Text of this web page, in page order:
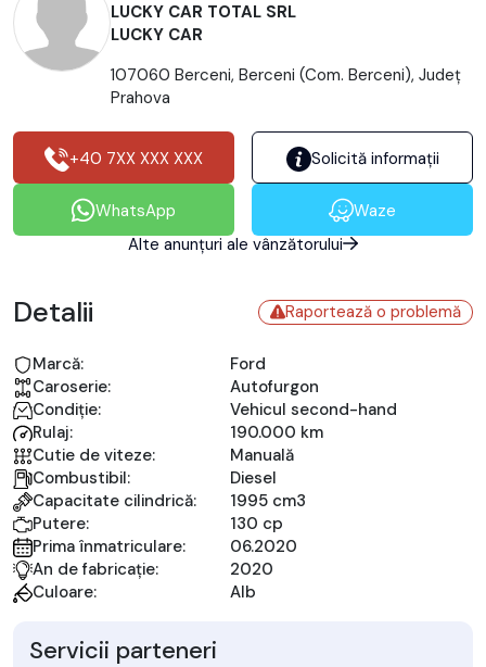
LUCKY CAR TOTAL SRL
LUCKY CAR
107060 Berceni, Berceni (Com. Berceni), Județ
Prahova
+40 7XX XXX XXX Solicită informații
WhatsApp
Waze
Alte anunțuri ale vânzătorului
Detalii Raportează o problemă
Marcă:
Ford
Caroserie:
Autofurgon
Condiție:
Vehicul second-hand
Rulaj:
190.000 km
Cutie de viteze:
Manuală
Combustibil:
Diesel
Capacitate cilindrică:
1995 cm3
Putere:
130 cp
Prima înmatriculare:
06.2020
An de fabricație:
2020
Culoare:
Alb
Servicii parteneri